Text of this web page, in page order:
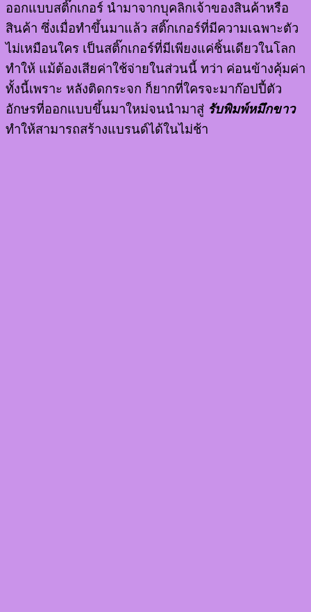
ออกแบบสติ๊กเกอร์ นำมาจากบุคลิกเจ้าของสินค้าหรือ
สินค้า ซึ่งเมื่อทำขึ้นมาแล้ว สติ๊กเกอร์ที่มีความเฉพาะตัว
ไม่เหมือนใคร เป็นสติ๊กเกอร์ที่มีเพียงแค่ชิ้นเดียวในโลก
ทำให้ แม้ต้องเสียค่าใช้จ่ายในส่วนนี้ ทว่า ค่อนข้างคุ้มค่า
ทั้งนี้เพราะ หลังติดกระจก ก็ยากที่ใครจะมาก๊อปปี้ตัว
อักษรที่ออกแบบขึ้นมาใหม่จนนำมาสู่ รับพิมพ์หมึกขาว
ทำให้สามารถสร้างแบรนด์ได้ในไม่ช้า